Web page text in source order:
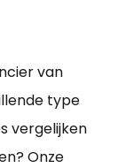
van
type
vergelijken
Onze